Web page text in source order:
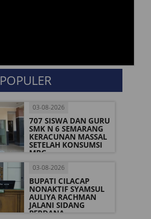
POPULER
03-08-2026
707 SISWA DAN GURU
SMK N 6 SEMARANG
KERACUNAN MASSAL
SETELAH KONSUMSI
MBG
03-08-2026
BUPATI CILACAP
NONAKTIF SYAMSUL
AULIYA RACHMAN
JALANI SIDANG
PERDANA